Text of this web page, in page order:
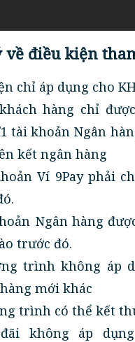
về điều kiện
chỉ áp dụng cho
hàng chỉ
1 tài khoản Ngân
kết ngân hàng
Ví 9Pay phải
Ngân hàng
trước đó.
trình không áp
mới khác
trình có thể kết
không áp